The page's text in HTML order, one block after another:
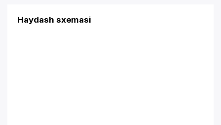
Haydash sxemasi